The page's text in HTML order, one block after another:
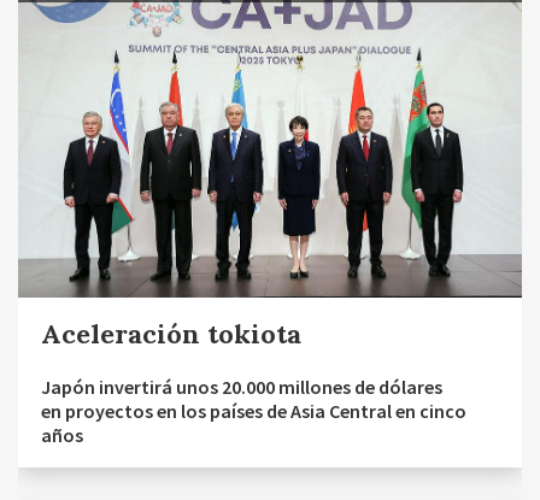
Aceleración tokiota
Japón invertirá unos 20.000 millones de dólares
en proyectos en los países de Asia Central en cinco
años